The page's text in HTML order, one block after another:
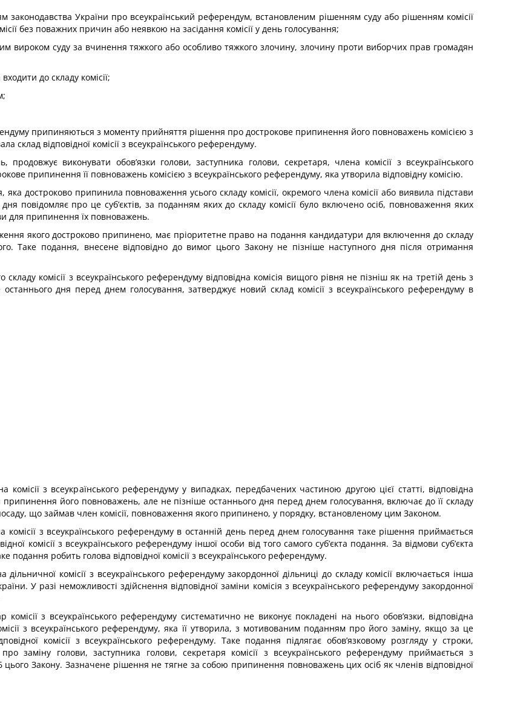
України про всеукраїнський референдум, встановленим рішенням суду або рішенням комісії
без поважних причин або неявкою на засідання комісії у день голосування;
вироком суду за вчинення тяжкого або особливо тяжкого злочину, злочину проти виборчих прав громадян
до складу комісії;
припиняються з моменту прийняття рішення про дострокове припинення його повноважень комісією з
склад відповідної комісії з всеукраїнського референдуму.
виконувати обов’язки голови, заступника голови, секретаря, члена комісії з всеукраїнського
припинення її повноважень комісією з всеукраїнського референдуму, яка утворила відповідну комісію.
достроково припинила повноваження усього складу комісії, окремого члена комісії або виявила підстави
повідомляє про це суб’єктів, за поданням яких до складу комісії було включено осіб, повноваження яких
для припинення їх повноважень.
якого достроково припинено, має пріоритетне право на подання кандидатури для включення до складу
Таке подання, внесене відповідно до вимог цього Закону не пізніше наступного дня після отримання
комісії з всеукраїнського референдуму відповідна комісія вищого рівня не пізніш як на третій день з
дня перед днем голосування, затверджує новий склад комісії з всеукраїнського референдуму в
з всеукраїнського референдуму у випадках, передбачених частиною другою цієї статті, відповідна
припинення його повноважень, але не пізніше останнього дня перед днем голосування, включає до її складу
що займав член комісії, повноваження якого припинено, у порядку, встановленому цим Законом.
з всеукраїнського референдуму в останній день перед днем голосування таке рішення приймається
комісії з всеукраїнського референдуму іншої особи від того самого суб’єкта подання. За відмови суб’єкта
робить голова відповідної комісії з всеукраїнського референдуму.
комісії з всеукраїнського референдуму закордонної дільниці до складу комісії включається інша
У разі неможливості здійснення відповідної заміни комісія з всеукраїнського референдуму закордонної
з всеукраїнського референдуму систематично не виконує покладені на нього обов’язки, відповідна
з всеукраїнського референдуму, яка її утворила, з мотивованим поданням про його заміну, якщо за це
комісії з всеукраїнського референдуму. Таке подання підлягає обов’язковому розгляду у строки,
заміну голови, заступника голови, секретаря комісії з всеукраїнського референдуму приймається з
цього Закону. Зазначене рішення не тягне за собою припинення повноважень цих осіб як членів відповідної